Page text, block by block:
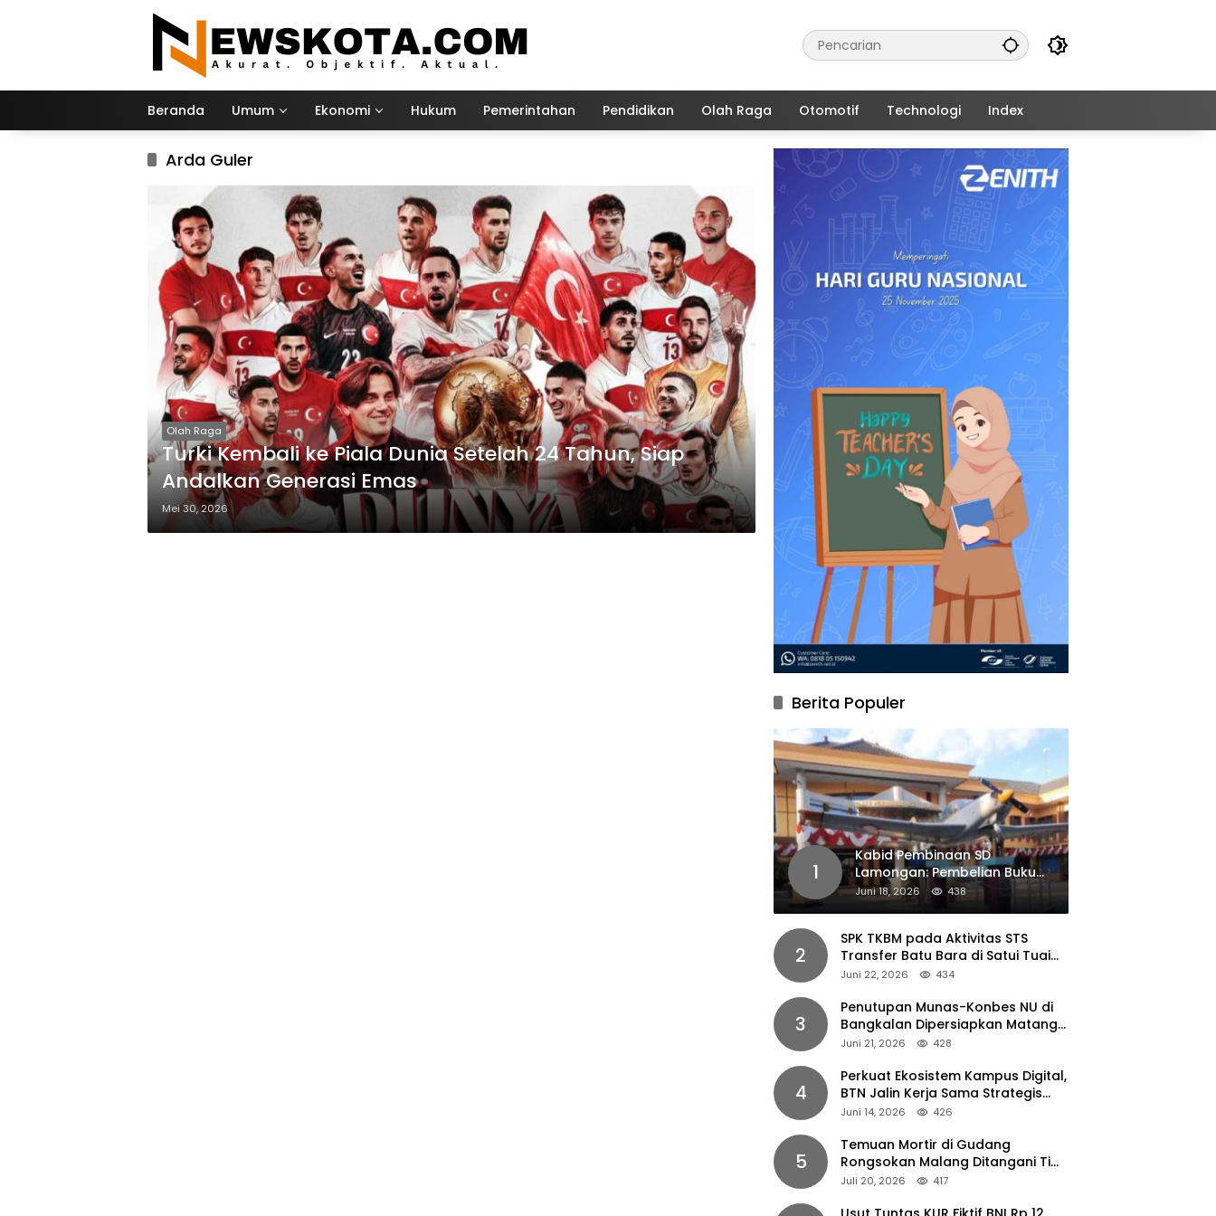
Beranda Umum Ekonomi Hukum Pemerintahan Pendidikan Olah Raga Otomotif Technologi Index
Arda Guler
Olah Raga
Turki Kembali ke Piala Dunia Setelah 24 Tahun, Siap
Andalkan Generasi Emas
Mei 30, 2026
Berita Populer
1
Kabid Pembinaan SD
Lamongan: Pembelian Buku
Pendamping Tidak Boleh
Dipaksakan
Juni 18, 2026 438
2
SPK TKBM pada Aktivitas STS
Transfer Batu Bara di Satui Tuai
Sorotan
Juni 22, 2026 434
3
Penutupan Munas-Konbes NU di
Bangkalan Dipersiapkan Matang,
Gus Ipul Turun Tangan
Juni 21, 2026 428
4
Perkuat Ekosistem Kampus Digital,
BTN Jalin Kerja Sama Strategis
dengan UNAIR
Juni 14, 2026 426
5
Temuan Mortir di Gudang
Rongsokan Malang Ditangani Tim
Gegana Polda Jatim
Juli 20, 2026 417